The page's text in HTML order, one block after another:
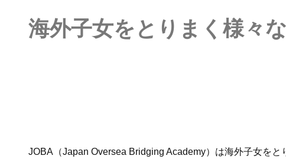
海外子女をとりまく様々
JOBA（Japan Oversea Bridging Academy）は海外子女を